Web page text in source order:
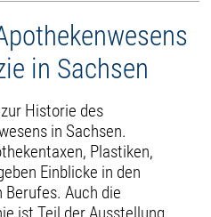
in Sachsen
Historie des
in Sachsen.
Plastiken,
Einblicke in den
Auch die
ist Teil der Ausstellung.